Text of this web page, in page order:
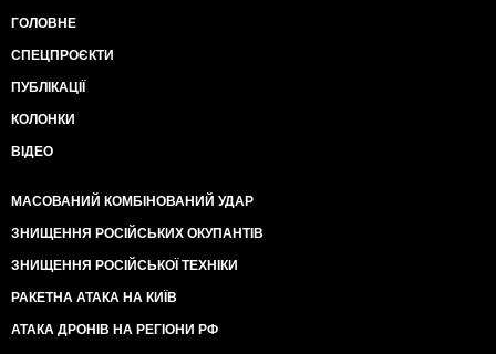
ГОЛОВНЕ
СПЕЦПРОЄКТИ
ПУБЛІКАЦІЇ
КОЛОНКИ
ВІДЕО
МАСОВАНИЙ КОМБІНОВАНИЙ УДАР
ЗНИЩЕННЯ РОСІЙСЬКИХ ОКУПАНТІВ
ЗНИЩЕННЯ РОСІЙСЬКОЇ ТЕХНІКИ
РАКЕТНА АТАКА НА КИЇВ
АТАКА ДРОНІВ НА РЕГІОНИ РФ